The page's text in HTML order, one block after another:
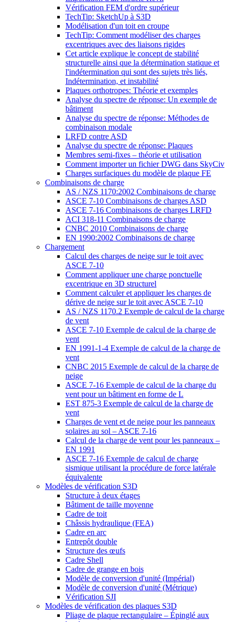
Vérification FEM d'ordre supérieur
TechTip: SketchUp à S3D
Modélisation d'un toit en croupe
TechTip: Comment modéliser des charges
excentriques avec des liaisons rigides
Cet article explique le concept de stabilité
structurelle ainsi que la détermination statique et
l'indétermination qui sont des sujets très liés,
Indétermination, et instabilité
Plaques orthotropes: Théorie et exemples
Analyse du spectre de réponse: Un exemple de
bâtiment
Analyse du spectre de réponse: Méthodes de
combinaison modale
LRFD contre ASD
Analyse du spectre de réponse: Plaques
Membres semi-fixes – théorie et utilisation
Comment importer un fichier DWG dans SkyCiv
Charges surfaciques du modèle de plaque FE
Combinaisons de charge
AS / NZS 1170:2002 Combinaisons de charge
ASCE 7-10 Combinaisons de charges ASD
ASCE 7-16 Combinaisons de charges LRFD
ACI 318-11 Combinaisons de charge
CNBC 2010 Combinaisons de charge
EN 1990:2002 Combinaisons de charge
Chargement
Calcul des charges de neige sur le toit avec
ASCE 7-10
Comment appliquer une charge ponctuelle
excentrique en 3D structurel
Comment calculer et appliquer les charges de
dérive de neige sur le toit avec ASCE 7-10
AS / NZS 1170.2 Exemple de calcul de la charge
de vent
ASCE 7-10 Exemple de calcul de la charge de
vent
EN 1991-1-4 Exemple de calcul de la charge de
vent
CNBC 2015 Exemple de calcul de la charge de
neige
ASCE 7-16 Exemple de calcul de la charge du
vent pour un bâtiment en forme de L
EST 875-3 Exemple de calcul de la charge de
vent
Charges de vent et de neige pour les panneaux
solaires au sol – ASCE 7-16
Calcul de la charge de vent pour les panneaux –
EN 1991
ASCE 7-16 Exemple de calcul de charge
sismique utilisant la procédure de force latérale
équivalente
Modèles de vérification S3D
Structure à deux étages
Bâtiment de taille moyenne
Cadre de toit
Châssis hydraulique (FEA)
Cadre en arc
Entrepôt double
Structure des œufs
Cadre Shell
Cadre de grange en bois
Modèle de conversion d'unité (Impérial)
Modèle de conversion d'unité (Métrique)
Vérification SJI
Modèles de vérification des plaques S3D
Pliage de plaque rectangulaire – Épinglé aux